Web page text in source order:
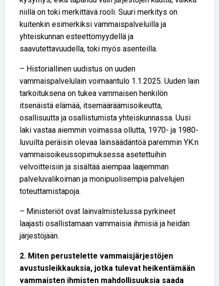
niillä on toki merkittävä rooli. Suuri merkitys on
kuitenkin esimerkiksi vammaispalveluilla ja
yhteiskunnan esteettömyydellä ja
saavutettavuudella, toki myös asenteilla.
– Historiallinen uudistus on uuden
vammaispalvelulain voimaantulo 1.1.2025. Uuden lain
tarkoituksena on tukea vammaisen henkilön
itsenäistä elämää, itsemääräämisoikeutta,
osallisuutta ja osallistumista yhteiskunnassa. Uusi
laki vastaa aiemmin voimassa ollutta, 1970- ja 1980-
luvuilta peräisin olevaa lainsäädäntöä paremmin YK:n
vammaisoikeussopimuksessa asetettuihin
velvoitteisiin ja sisältää aiempaa laajemman
palveluvalikoiman ja monipuolisempia palvelujen
toteuttamistapoja.
– Ministeriöt ovat lainvalmistelussa pyrkineet
laajasti osallistamaan vammaisia ihmisiä ja heidän
järjestöjään.
2. Miten perustelette vammaisjärjestöjen
avustusleikkauksia, jotka tulevat heikentämään
vammaisten ihmisten mahdollisuuksia saada